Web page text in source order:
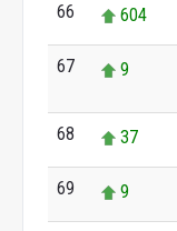
66 604
67 9
68 37
69 9